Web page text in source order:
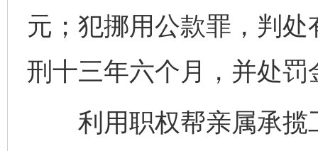
元；犯挪用公款罪，判
刑十三年六个月，并处
利用职权帮亲属承揽